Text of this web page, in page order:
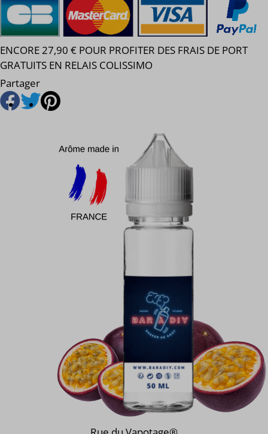
ENCORE 27,90 € POUR PROFITER DES FRAIS DE PORT
GRATUITS EN RELAIS COLISSIMO
Partager